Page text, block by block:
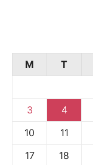
M
T
3
4
10
11
17
18